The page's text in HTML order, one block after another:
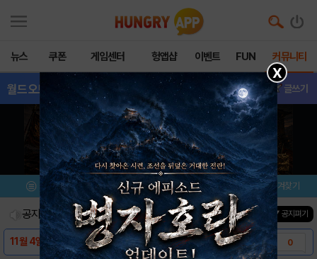
뉴스 쿠폰 게임센터 헝앱샵 이벤트 FUN 커뮤니티
월드오브워크래프트 - 길드홍보 글쓰기
메뉴 이벤트/미션 이벤트 즐겨찾기
공지사항 진행중인 이벤트0건 ▼ 공지펴기
11월 4일과 5일, 블리즈컨 2016이 열립.. 0
X